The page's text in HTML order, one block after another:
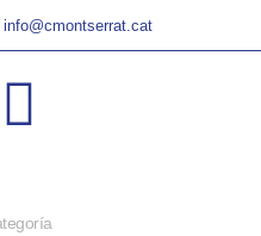
info@cmontserrat.cat